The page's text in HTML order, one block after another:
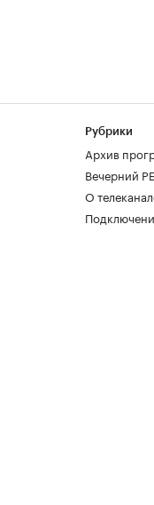
Рубрики
Архив
Вечерний
О